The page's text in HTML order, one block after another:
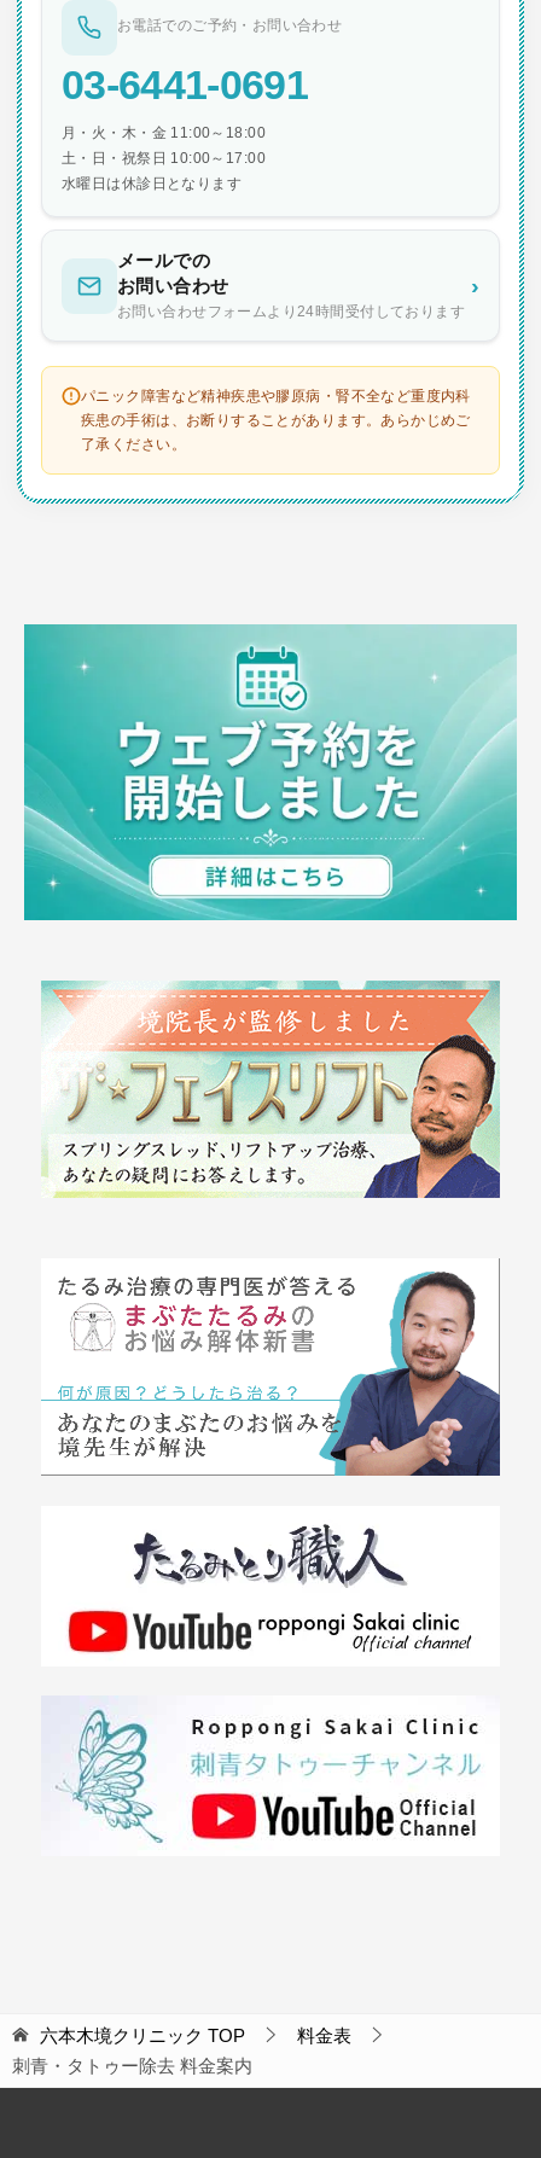
お電話でのご予約・お問い合わせ
03-6441-0691
月・火・木・金 11:00～18:00
土・日・祝祭日 10:00～17:00
水曜日は休診日となります
メールでの
お問い合わせ
お問い合わせフォームより24時間受付しております
›
パニック障害など精神疾患や膠原病・腎不全など重度内科
疾患の手術は、お断りすることがあります。あらかじめご
了承ください。
六本木境クリニック TOP
料金表
刺青・タトゥー除去 料金案内